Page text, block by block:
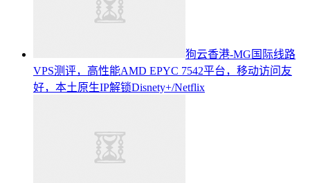
狗云香港-MG国际线路
VPS测评，高性能AMD EPYC 7542平台，移动访问友
好，本土原生IP解锁Disnety+/Netflix